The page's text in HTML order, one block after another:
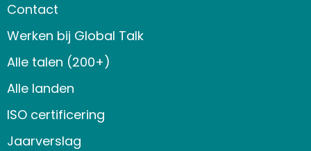
Contact
Werken bij Global Talk
Alle talen (200+)
Alle landen
ISO certificering
Jaarverslag